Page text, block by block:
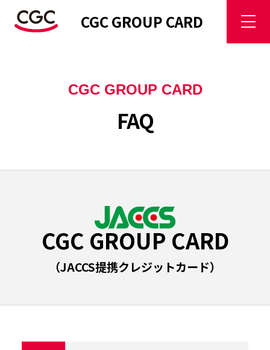
CGC GROUP CARD
CGC GROUP CARD
FAQ
CGC GROUP CARD
（JACCS提携クレジットカード）